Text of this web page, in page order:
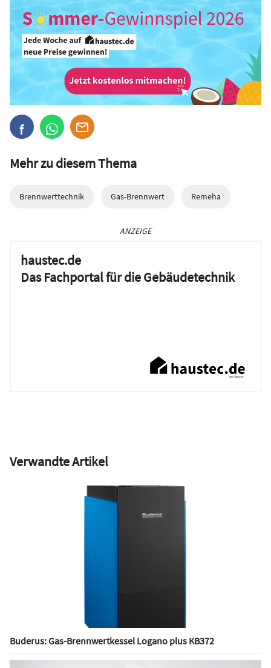
Mehr zu diesem Thema
Brennwerttechnik Gas-Brennwert Remeha
ANZEIGE
haustec.de
Das Fachportal für die Gebäudetechnik
Verwandte Artikel
Buderus: Gas-Brennwertkessel Logano plus KB372